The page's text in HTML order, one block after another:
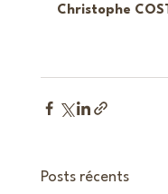
​Christophe
Posts récents